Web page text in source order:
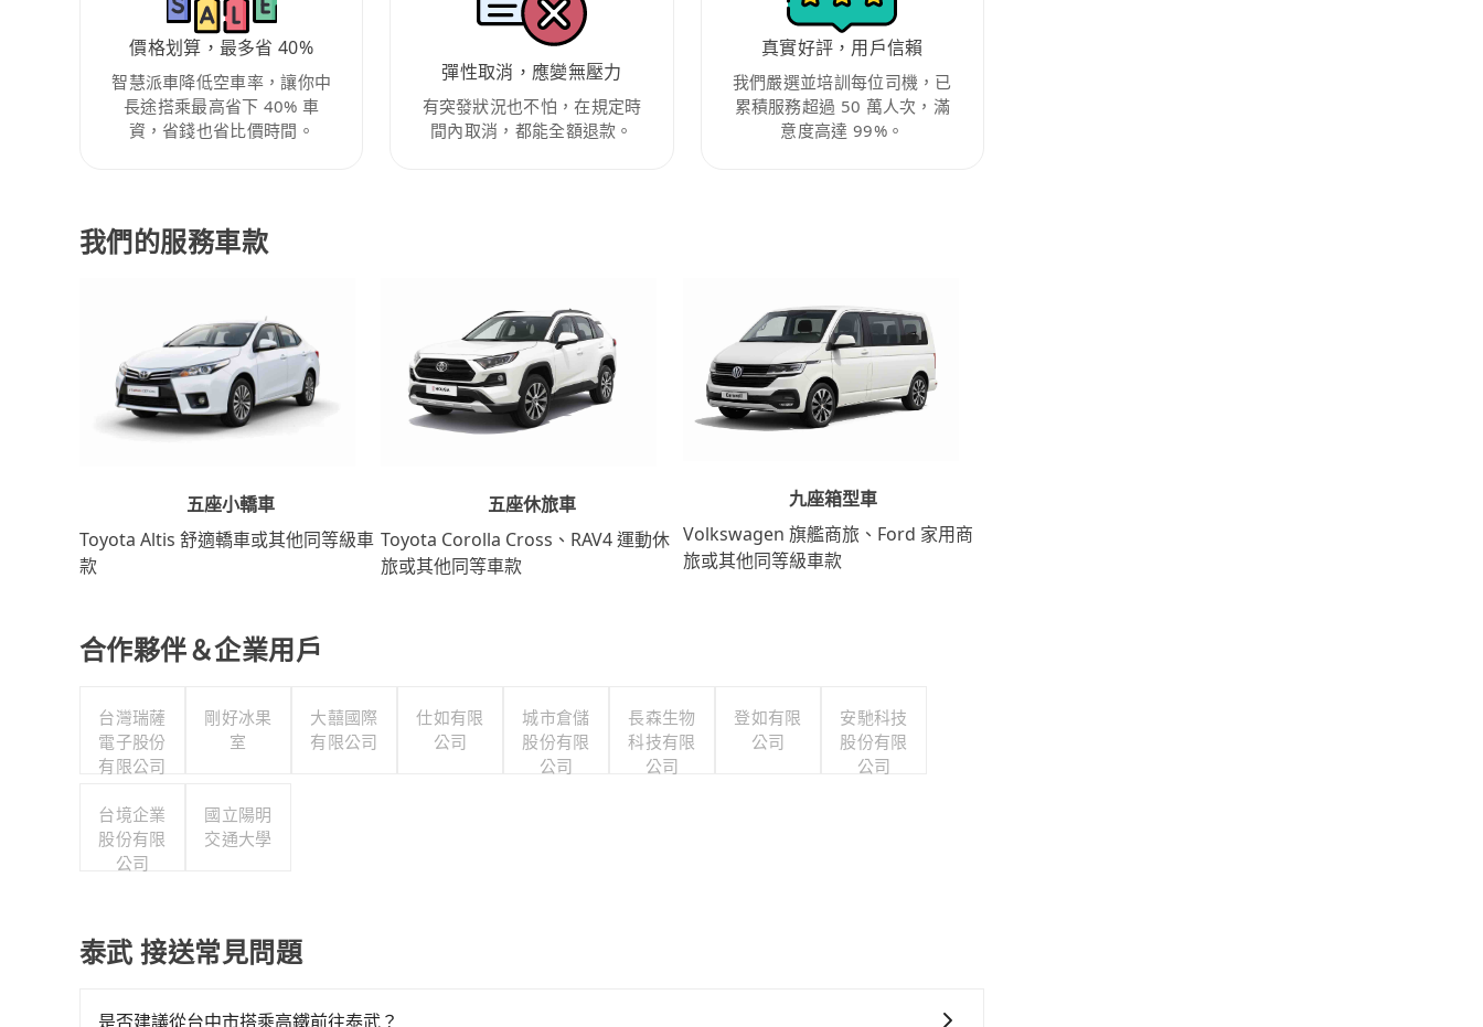
價格划算，最多省 40%
智慧派車降低空車率，讓你中
長途搭乘最高省下 40% 車
資，省錢也省比價時間。
彈性取消，應變無壓力
有突發狀況也不怕，在規定時
間內取消，都能全額退款。
真實好評，用戶信賴
我們嚴選並培訓每位司機，已
累積服務超過 50 萬人次，滿
意度高達 99%。
我們的服務車款
五座小轎車
Toyota Altis 舒適轎車或其他同等級車
款
五座休旅車
Toyota Corolla Cross、RAV4 運動休
旅或其他同等車款
九座箱型車
Volkswagen 旗艦商旅、Ford 家用商
旅或其他同等級車款
合作夥伴＆企業用戶
台灣瑞薩
電子股份
有限公司
剛好冰果
室
大囍國際
有限公司
仕如有限
公司
城市倉儲
股份有限
公司
長森生物
科技有限
公司
登如有限
公司
安馳科技
股份有限
公司
台境企業
股份有限
公司
國立陽明
交通大學
泰武 接送常見問題
是否建議從台中市搭乘高鐵前往泰武？